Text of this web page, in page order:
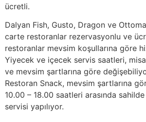
ücretli.
Dalyan Fish, Gusto, Dragon ve
carte restoranlar rezervasyonlu ve
restoranlar mevsim koşullarına göre
Yiyecek ve içecek servis saatleri,
ve mevsim şartlarına göre
Restoran Snack, mevsim şartlarına
10.00 – 18.00 saatleri arasında
servisi yapılıyor.